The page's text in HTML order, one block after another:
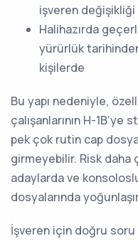
işveren değişikliği
Halihazırda
yürürlük
kişilerde
Bu yapı nedeniyle,
çalışanlarının H-
pek çok rutin cap
girmeyebilir. Risk daha
adaylarda ve
dosyalarında
İşveren için doğru soru